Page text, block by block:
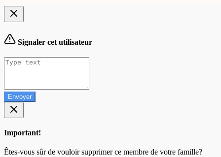
Signaler cet utilisateur
Envoyer
Important!
Êtes-vous sûr de vouloir supprimer ce membre de votre famille?